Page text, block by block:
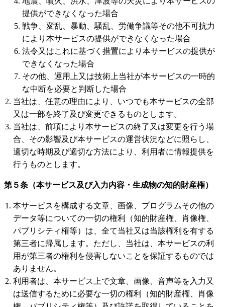
提供ができなくなった場合
戦争、変乱、暴動、騒乱、労働争議等その他不可抗力
により本サービスの提供ができなくなった場合
法令又はこれに基づく措置により本サービスの提供が
できなくなった場合
その他、運用上又は技術上当社が本サービスの一時的
な中断を必要と判断した場合
当社は、任意の理由により、いつでも本サービスの全部
又は一部を終了及び変更できるものとします。
当社は、前項により本サービスの終了又は変更を行う場
合、その影響及び本サービスの運営状況などに照らし、
適切な時期及び適切な方法により、利用者に情報提供を
行うものとします。
第５条（本サービス及び入力内容・生成物の知的財産権）
本サービスを構成する文章、画像、プログラムその他の
データ等についての一切の権利（知的財産権、肖像権、
パブリシティ権等）は、全て当社又は当該権利を有する
第三者に帰属します。ただし、当社は、本サービスの利
用が第三者の権利を侵害しないことを保証するものでは
ありません。
利用者は、本サービス上で文章、画像、音声等を入力又
は送信するために必要な一切の権利（知的財産権、肖像